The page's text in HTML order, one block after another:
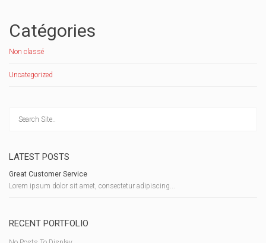
Catégories
Non classé
Uncategorized
LATEST POSTS
Great Customer Service
Lorem ipsum dolor sit amet, consectetur adipiscing...
RECENT PORTFOLIO